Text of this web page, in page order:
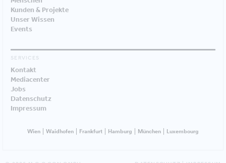
Kunden & Projekte
Unser Wissen
Events
SERVICES
Kontakt
Mediacenter
Jobs
Datenschutz
Impressum
Wien Waidhofen Frankfurt Hamburg München Luxembourg